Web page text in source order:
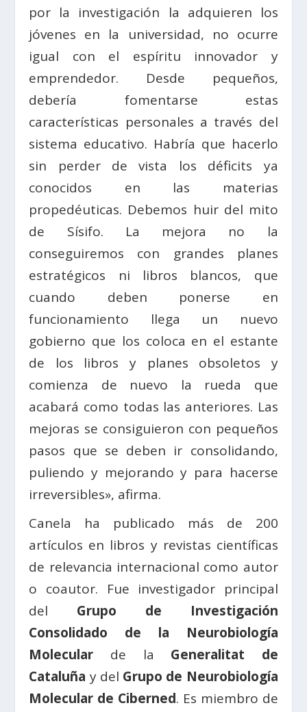
por la investigación la adquieren los
jóvenes en la universidad, no ocurre
igual con el espíritu innovador y
emprendedor. Desde pequeños,
debería fomentarse estas
características personales a través del
sistema educativo. Habría que hacerlo
sin perder de vista los déficits ya
conocidos en las materias
propedéuticas. Debemos huir del mito
de Sísifo. La mejora no la
conseguiremos con grandes planes
estratégicos ni libros blancos, que
cuando deben ponerse en
funcionamiento llega un nuevo
gobierno que los coloca en el estante
de los libros y planes obsoletos y
comienza de nuevo la rueda que
acabará como todas las anteriores. Las
mejoras se consiguieron con pequeños
pasos que se deben ir consolidando,
puliendo y mejorando y para hacerse
irreversibles», afirma.
Canela ha publicado más de 200
artículos en libros y revistas científicas
de relevancia internacional como autor
o coautor. Fue investigador principal
del Grupo de Investigación
Consolidado de la Neurobiología
Molecular de la Generalitat de
Cataluña y del Grupo de Neurobiología
Molecular de Ciberned. Es miembro de